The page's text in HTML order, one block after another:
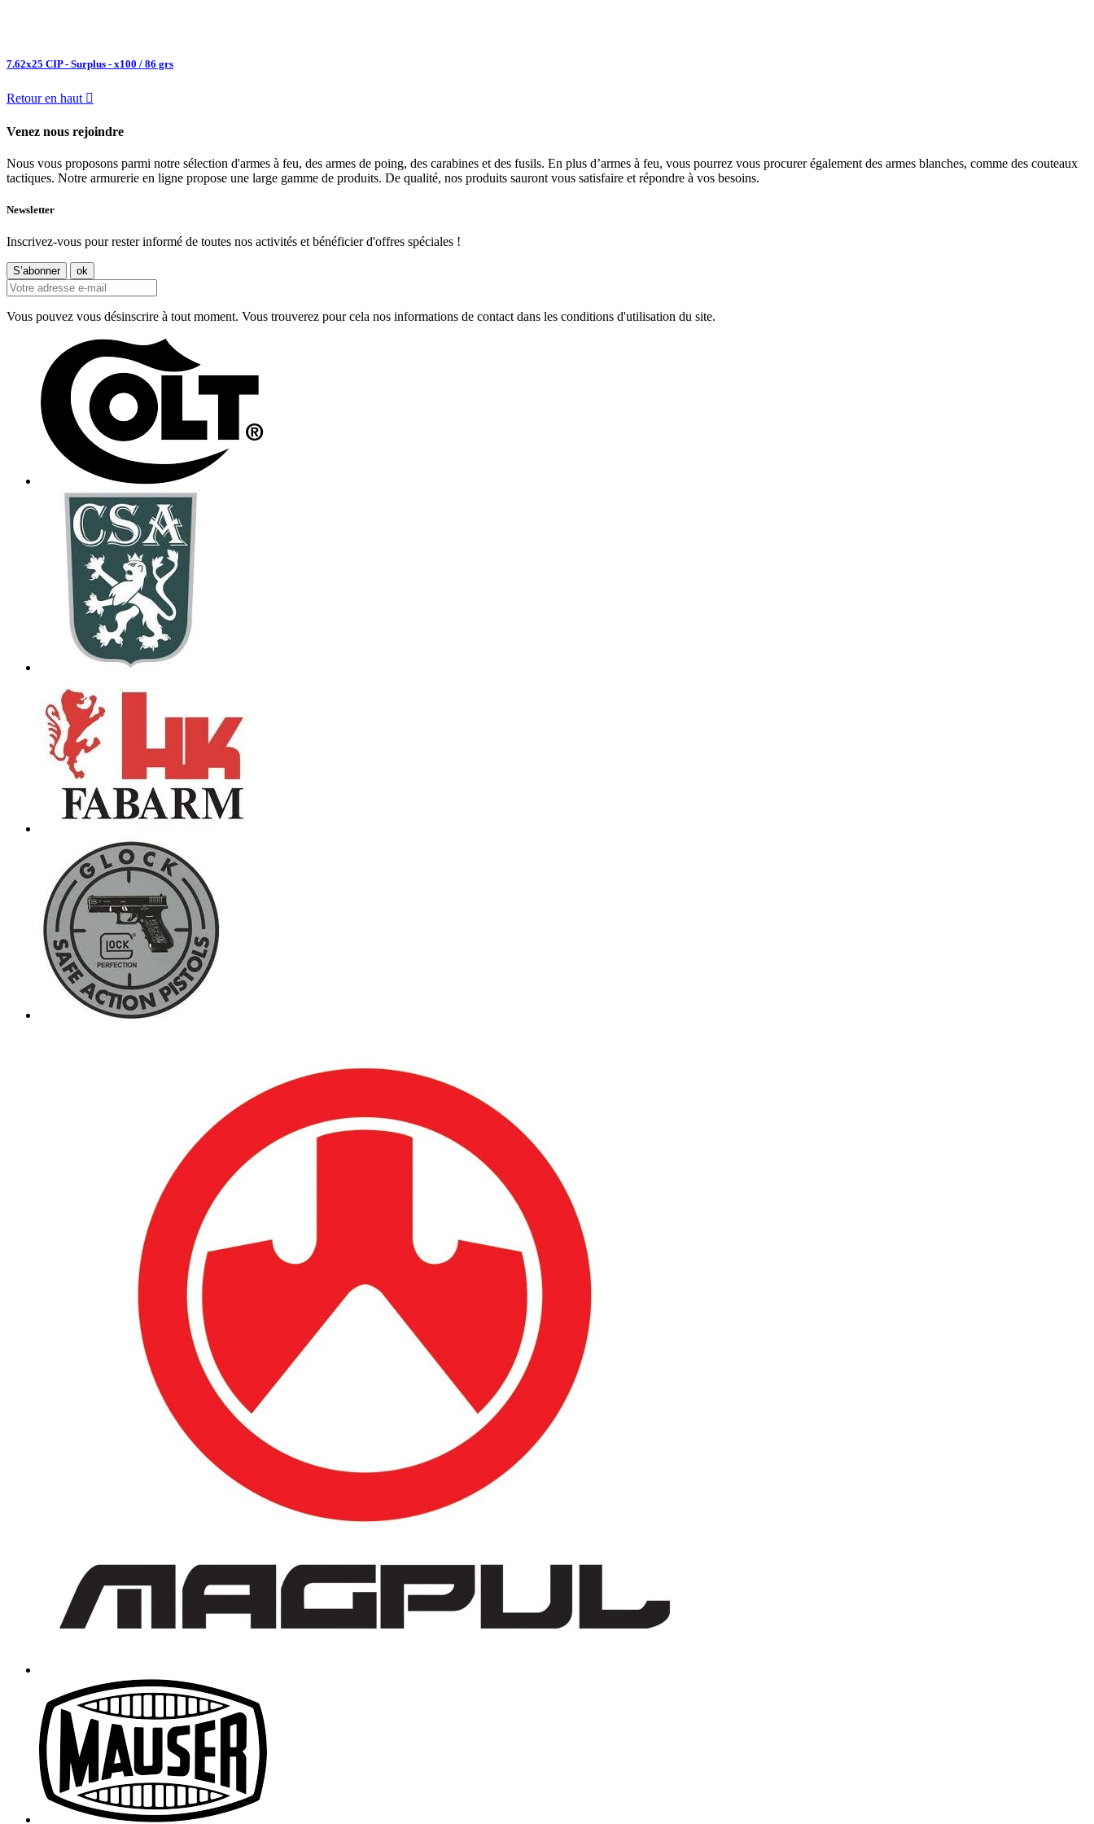
7.62x25 CIP - Surplus - x100 / 86 grs
Retour en haut 
Venez nous rejoindre
Nous vous proposons parmi notre sélection d'armes à feu, des armes de poing, des carabines et des fusils. En plus d’armes à feu, vous pourrez vous procurer également des armes blanches, comme des couteaux
tactiques. Notre armurerie en ligne propose une large gamme de produits. De qualité, nos produits sauront vous satisfaire et répondre à vos besoins.
Newsletter
Inscrivez-vous pour rester informé de toutes nos activités et bénéficier d'offres spéciales !
Vous pouvez vous désinscrire à tout moment. Vous trouverez pour cela nos informations de contact dans les conditions d'utilisation du site.